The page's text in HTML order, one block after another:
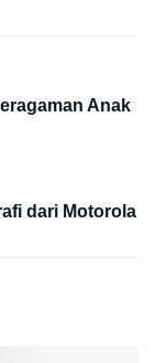
Anak
dari Motorola